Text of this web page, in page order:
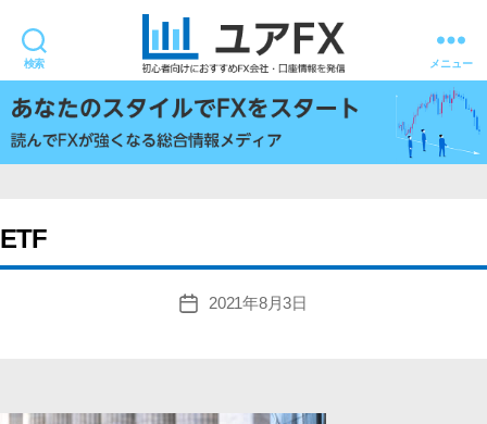
検索
ユ
ア
FX
メニュー
ETF
投
2021年8月3日